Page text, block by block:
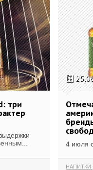
три
4 июля
НАПИТКИ